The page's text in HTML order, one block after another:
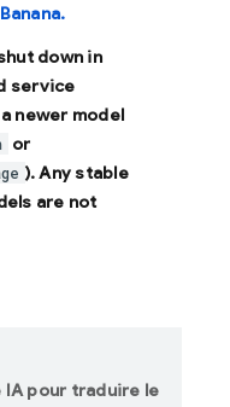
down in
service
newer model
or
). Any stable
are not
pour traduire le